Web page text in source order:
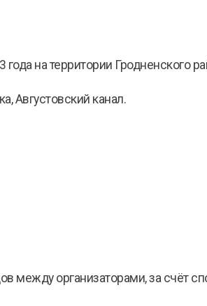
на территории Гродненского
Августовский канал.
между организаторами, за счёт